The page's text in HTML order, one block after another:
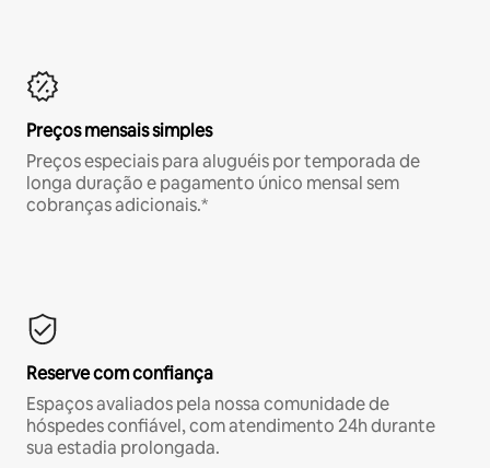
Preços mensais simples
Preços especiais para aluguéis por temporada de
longa duração e pagamento único mensal sem
cobranças adicionais.*
Reserve com confiança
Espaços avaliados pela nossa comunidade de
hóspedes confiável, com atendimento 24h durante
sua estadia prolongada.